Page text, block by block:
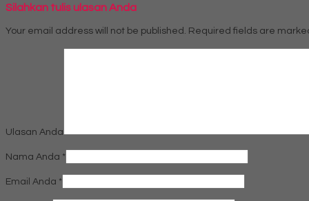
Silahkan tulis ulasan Anda
Your email address will not be published. Required fields are
Ulasan Anda
Nama Anda *
Email Anda *